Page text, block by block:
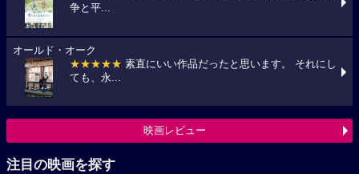
争と平...
オールド・オーク
★★★★★ 素直にいい作品だったと思います。 それにし
ても、永...
映画レビュー
注目の映画を探す